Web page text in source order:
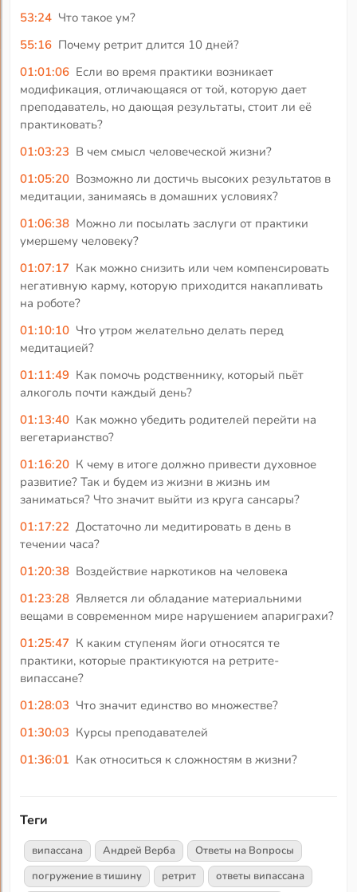
53:24 Что такое ум?
55:16 Почему ретрит длится 10 дней?
01:01:06 Если во время практики возникает
модификация, отличающаяся от той, которую дает
преподаватель, но дающая результаты, стоит ли её
практиковать?
01:03:23 В чем смысл человеческой жизни?
01:05:20 Возможно ли достичь высоких результатов в
медитации, занимаясь в домашних условиях?
01:06:38 Можно ли посылать заслуги от практики
умершему человеку?
01:07:17 Как можно снизить или чем компенсировать
негативную карму, которую приходится накапливать
на роботе?
01:10:10 Что утром желательно делать перед
медитацией?
01:11:49 Как помочь родственнику, который пьёт
алкоголь почти каждый день?
01:13:40 Как можно убедить родителей перейти на
вегетарианство?
01:16:20 К чему в итоге должно привести духовное
развитие? Так и будем из жизни в жизнь им
заниматься? Что значит выйти из круга сансары?
01:17:22 Достаточно ли медитировать в день в
течении часа?
01:20:38 Воздействие наркотиков на человека
01:23:28 Является ли обладание материальними
вещами в современном мире нарушением апариграхи?
01:25:47 К каким ступеням йоги относятся те
практики, которые практикуются на ретрите-
випассане?
01:28:03 Что значит единство во множестве?
01:30:03 Курсы преподавателей
01:36:01 Как относиться к сложностям в жизни?
Теги
випассана Андрей Верба
Ответы на Вопросы
погружение в тишину
ретрит ответы випассана